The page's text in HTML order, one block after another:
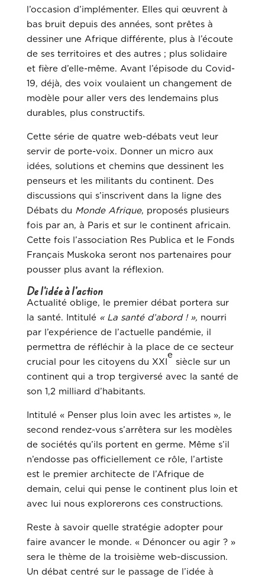
l’occasion d’implémenter. Elles qui œuvrent à
bas bruit depuis des années, sont prêtes à
dessiner une Afrique différente, plus à l’écoute
de ses territoires et des autres ; plus solidaire
et fière d’elle-même. Avant l’épisode du Covid-
19, déjà, des voix voulaient un changement de
modèle pour aller vers des lendemains plus
durables, plus constructifs.
Cette série de quatre web-débats veut leur
servir de porte-voix. Donner un micro aux
idées, solutions et chemins que dessinent les
penseurs et les militants du continent. Des
discussions qui s’inscrivent dans la ligne des
Débats du Monde Afrique, proposés plusieurs
fois par an, à Paris et sur le continent africain.
Cette fois l’association Res Publica et le Fonds
Français Muskoka seront nos partenaires pour
pousser plus avant la réflexion.
De l’idée à l’action
Actualité oblige, le premier débat portera sur
la santé. Intitulé « La santé d’abord ! », nourri
par l’expérience de l’actuelle pandémie, il
permettra de réfléchir à la place de ce secteur
crucial pour les citoyens du XXI
e
siècle sur un
continent qui a trop tergiversé avec la santé de
son 1,2 milliard d’habitants.
Intitulé « Penser plus loin avec les artistes », le
second rendez-vous s’arrêtera sur les modèles
de sociétés qu’ils portent en germe. Même s’il
n’endosse pas officiellement ce rôle, l’artiste
est le premier architecte de l’Afrique de
demain, celui qui pense le continent plus loin et
avec lui nous explorerons ces constructions.
Reste à savoir quelle stratégie adopter pour
faire avancer le monde. « Dénoncer ou agir ? »
sera le thème de la troisième web-discussion.
Un débat centré sur le passage de l’idée à